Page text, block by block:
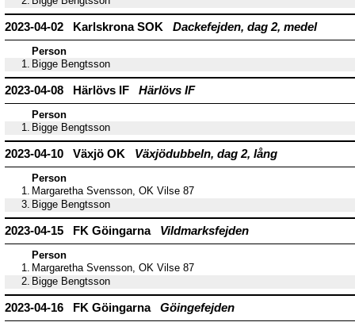
2023-04-02 Karlskrona SOK Dackefejden, dag 2, medel
Person
1. Bigge Bengtsson
2023-04-08 Härlövs IF Härlövs IF
Person
1. Bigge Bengtsson
2023-04-10 Växjö OK Växjödubbeln, dag 2, lång
Person
1. Margaretha Svensson, OK Vilse 87
3. Bigge Bengtsson
2023-04-15 FK Göingarna Vildmarksfejden
Person
1. Margaretha Svensson, OK Vilse 87
2. Bigge Bengtsson
2023-04-16 FK Göingarna Göingefejden